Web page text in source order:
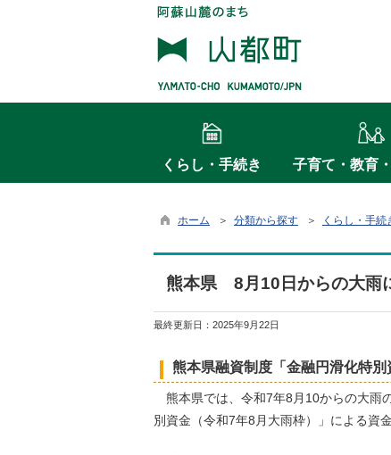
くらし・手続き 子育て・教育
ホーム ＞ 分類から探す ＞ くらし・手続
熊本県 8月10日からの大雨
最終更新日： 2025年9月22日
熊本県融資制度「金融円滑化特別
熊本県では、令和7年8月10からの大雨
別資金（令和7年8月大雨枠）」による資